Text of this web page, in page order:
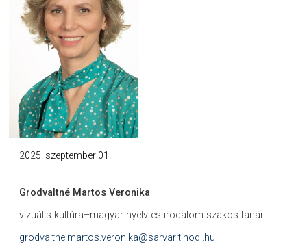
Grodvaltné Martos Veronika
vizuális kultúra–magyar nyelv és irodalom szakos tanár
grodvaltne.martos.veronika@sarvaritinodi.hu
2025. szeptember 01.